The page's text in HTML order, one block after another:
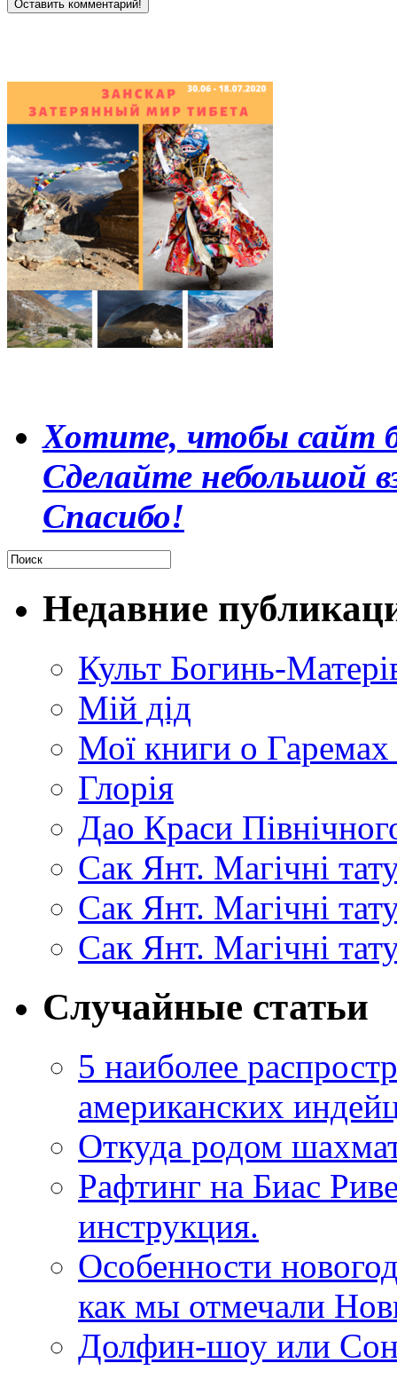
Хотите, чтобы сайт
Сделайте небольшой
Спасибо!
Недавние
Культ Богинь-
Мій дід
Мої книги о
Глорія
Дао Краси
Сак Янт. Магічні
Сак Янт. Магічні
Сак Янт. Магічні
Случайные статьи
5 наиболее
американских
Откуда родом
Рафтинг на Биас
инструкция.
Особенности
как мы отмечали
Долфин-шоу или